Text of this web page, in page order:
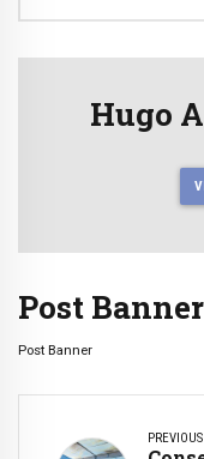
Hugo
Post Banner
Post Banner
PREVIOUS